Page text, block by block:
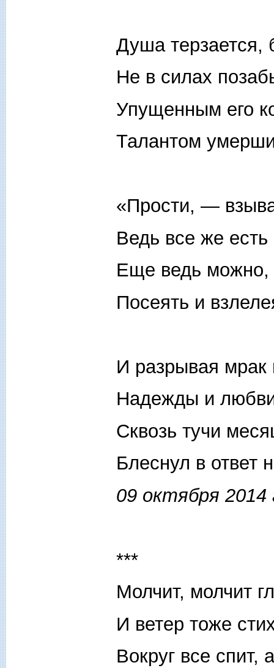
Душа терзается,
Не в силах
Упущенным его
Талантом
«Прости, —
Ведь все же
Еще ведь можно,
Посеять и
И разрывая мрак
Надежды и
Сквозь тучи
Блеснул в ответ
09 октября 2014
***
Молчит, молчит
И ветер тоже
Вокруг все